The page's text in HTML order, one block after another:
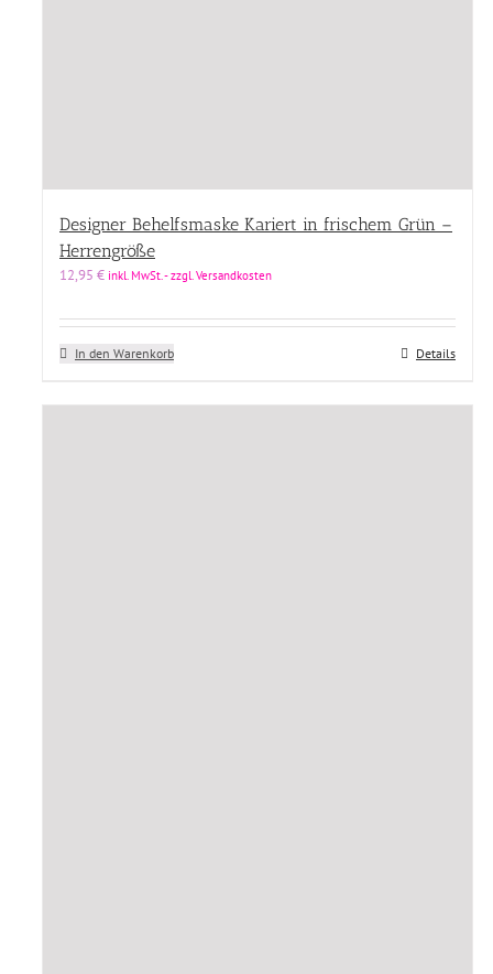
Designer Behelfsmaske Kariert in frischem Grün –
Herrengröße
12,95 € inkl. MwSt. - zzgl. Versandkosten
In den Warenkorb Details